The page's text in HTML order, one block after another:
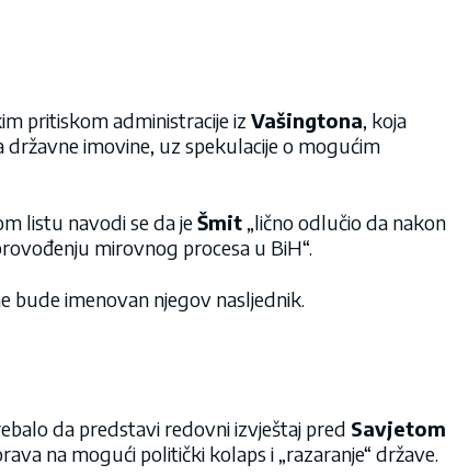
pritiskom administracije iz Vašingtona, koja
imovine, uz spekulacije o mogućim
listu navodi se da jeŠmit„lično odlučio da nakon
mirovnog procesa u BiH“.
bude imenovan njegov nasljednik.
da predstavi redovni izvještaj pred Savjetom
na mogući politički kolaps i „razaranje“ države.